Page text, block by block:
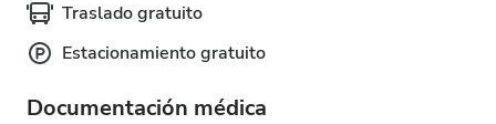
Traslado gratuito
Estacionamiento gratuito
Documentación médica